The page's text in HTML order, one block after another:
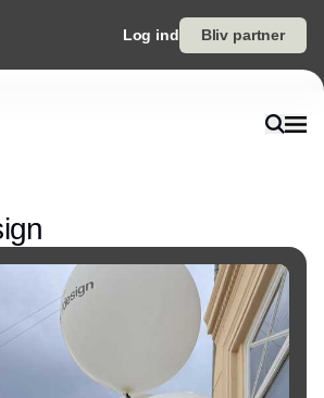
Log ind Bliv partner